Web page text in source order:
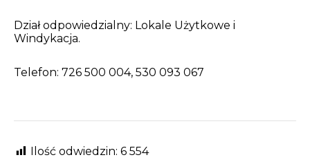
Dział odpowiedzialny: Lokale Użytkowe i
Windykacja.
Telefon: 726 500 004, 530 093 067
Ilość odwiedzin: 6 554